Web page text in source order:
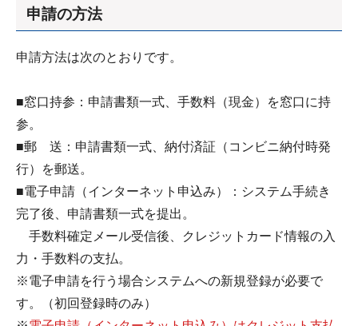
申請の方法
申請方法は次のとおりです。
■窓口持参：申請書類一式、手数料（現金）を窓口に持
参。
■郵 送：申請書類一式、納付済証（コンビニ納付時発
行）を郵送。
■電子申請（インターネット申込み）：システム手続き
完了後、申請書類一式を提出。
手数料確定メール受信後、クレジットカード情報の入
力・手数料の支払。
※電子申請を行う場合システムへの新規登録が必要で
す。（初回登録時のみ）